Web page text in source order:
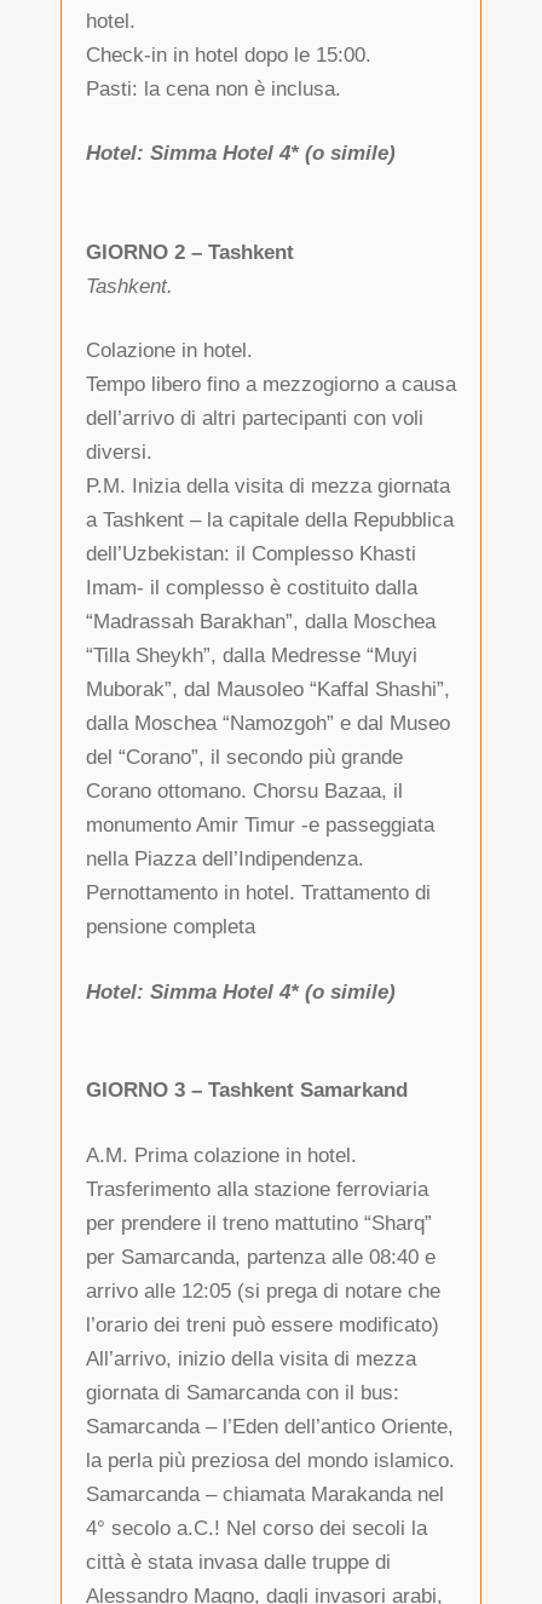
hotel.
Check-in in hotel dopo le 15:00.
Pasti: la cena non è inclusa.
Hotel: Simma Hotel 4* (o simile)
GIORNO 2 – Tashkent
Tashkent.
Colazione in hotel.
Tempo libero fino a mezzogiorno a causa
dell’arrivo di altri partecipanti con voli
diversi.
P.M. Inizia della visita di mezza giornata
a Tashkent – la capitale della Repubblica
dell’Uzbekistan: il Complesso Khasti
Imam- il complesso è costituito dalla
“Madrassah Barakhan”, dalla Moschea
“Tilla Sheykh”, dalla Medresse “Muyi
Muborak”, dal Mausoleo “Kaffal Shashi”,
dalla Moschea “Namozgoh” e dal Museo
del “Corano”, il secondo più grande
Corano ottomano. Chorsu Bazaa, il
monumento Amir Timur -e passeggiata
nella Piazza dell’Indipendenza.
Pernottamento in hotel. Trattamento di
pensione completa
Hotel: Simma Hotel 4* (o simile)
GIORNO 3 – Tashkent Samarkand
A.M. Prima colazione in hotel.
Trasferimento alla stazione ferroviaria
per prendere il treno mattutino “Sharq”
per Samarcanda, partenza alle 08:40 e
arrivo alle 12:05 (si prega di notare che
l’orario dei treni può essere modificato)
All’arrivo, inizio della visita di mezza
giornata di Samarcanda con il bus:
Samarcanda – l’Eden dell’antico Oriente,
la perla più preziosa del mondo islamico.
Samarcanda – chiamata Marakanda nel
4° secolo a.C.! Nel corso dei secoli la
città è stata invasa dalle truppe di
Alessandro Magno, dagli invasori arabi,